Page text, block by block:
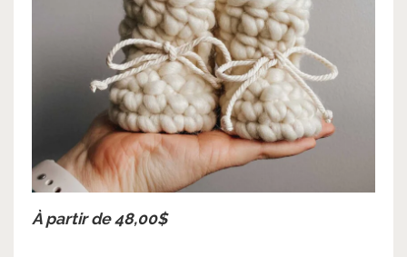
À partir de 48,00$